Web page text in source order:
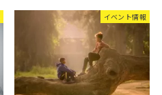
イベント情報